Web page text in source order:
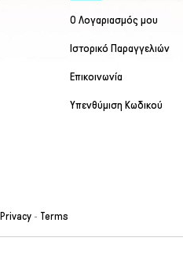
Ο Λογαριασμός μου
Ιστορικό Παραγγελιών
Επικοινωνία
Υπενθύμιση Κωδικού
Privacy- Terms